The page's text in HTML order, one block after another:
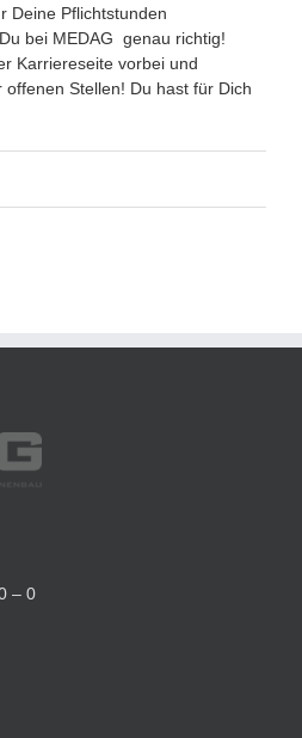
Deine Pflichtstunden
bei MEDAG genau richtig!
Karriereseite vorbei und
Stellen! Du hast für Dich
– 0